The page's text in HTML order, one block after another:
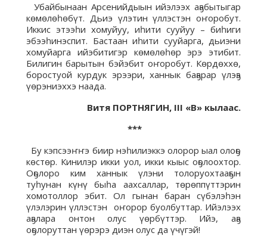
Убайбынаан Арсенийдыын ийэлээх аҕабытыгар
көмөлөһөбүт. Дьиэ үлэтин үллэстэн оҥоробут.
Иккис этээһи хомуйуу, иһити сууйуу – биһиги
эбээһинэспит. Бастаан иһити сууйарга, дьиэни
хомуйарга ийэбитигэр көмөлөһөр эрэ этибит.
Билигин барытын бэйэбит оҥоробут. Көрдөххө,
боростуой курдук эрээри, ханнык баҕарар үлэҕэ
үөрэниэххэ наада.
Витя ПОРТНЯГИН, III «В» кылаас.
***
Бу кэпсээҥҥэ биир нэһилиэккэ олорор ыал олоҕо
көстөр. Кинилэр икки уол, икки кыыс оҕолоохтор.
Оҕолоро ким ханнык үлэни толоруохтааҕын
туһунан күнү быһа аахсаллар, төрөппүттэрин
хомотоллор эбит. Ол гынан баран сүбэлэһэн
үлэлэрин үллэстэн оҥорор буолбуттар. Ийэлээх
аҕалара онтон олус үөрбүттэр. Ийэ, аҕа
оҕолоруттан үөрэрэ диэн олус да үчүгэй!